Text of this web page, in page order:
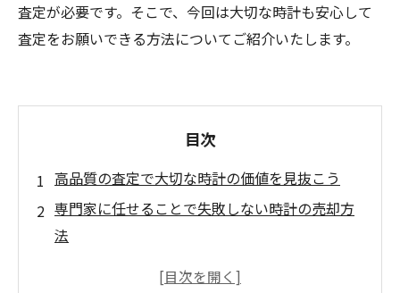
査定が必要です。そこで、今回は大切な時計も安心して
査定をお願いできる方法についてご紹介いたします。
目次
高品質の査定で大切な時計の価値を見抜こう
専門家に任せることで失敗しない時計の売却方
法
安心して相談できる、時計査定のプロフェッシ